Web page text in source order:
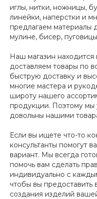
иглы, нитки, ножницы,
линейки, наперстки и
предлагаем материалы
мулине, бисер,
Наш магазин
доставляем товары по
быструю доставку и
многие мастера и
широту нашего
продукции. Поэтому мы
довольны нашими
Если вы ищете что-то
консультанты помогут
вариант. Мы всегда
помочь вам сделать
индивидуально с
чтобы вы предоставить
создания изделий